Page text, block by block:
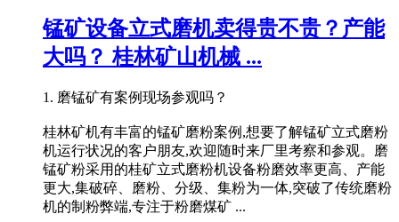
锰矿设备立式磨机卖得贵不贵？产能
大吗？ 桂林矿山机械 ...
1. 磨锰矿有案例现场参观吗？
桂林矿机有丰富的锰矿磨粉案例,想要了解锰矿立式磨粉
机运行状况的客户朋友,欢迎随时来厂里考察和参观。磨
锰矿粉采用的桂矿立式磨粉机设备粉磨效率更高、产能
更大,集破碎、磨粉、分级、集粉为一体,突破了传统磨粉
机的制粉弊端,专注于粉磨煤矿 ...